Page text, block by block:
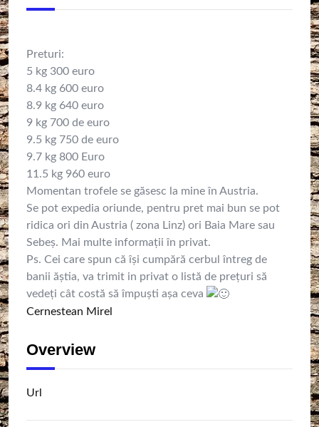
Preturi:
5 kg 300 euro
8.4 kg 600 euro
8.9 kg 640 euro
9 kg 700 de euro
9.5 kg 750 de euro
9.7 kg 800 Euro
11.5 kg 960 euro
Momentan trofele se găsesc la mine în Austria.
Se pot expedia oriunde, pentru pret mai bun se pot
ridica ori din Austria ( zona Linz) ori Baia Mare sau
Sebeș. Mai multe informații în privat.
Ps. Cei care spun că își cumpără cerbul întreg de
banii ăștia, va trimit in privat o listă de prețuri să
vedeți cât costă să împuști așa ceva
Cernestean Mirel
Overview
Url